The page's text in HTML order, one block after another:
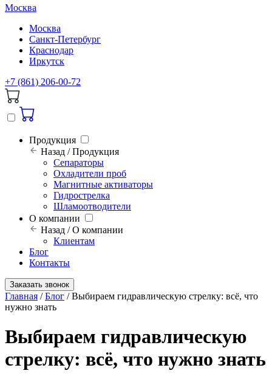
Москва
Москва
Санкт-Петербург
Краснодар
Иркутск
+7 (861) 206-00-72
Продукция
Назад / Продукция
Сепараторы
Охладители проб
Магнитные активаторы
Гидрострелка
Шламоотводители
О компании
Назад / О компании
Клиентам
Блог
Контакты
Заказать звонок
Главная /Блог /Выбираем гидравлическую стрелку: всё, что
нужно знать
Выбираем гидравлическую
стрелку: всё, что нужно знать